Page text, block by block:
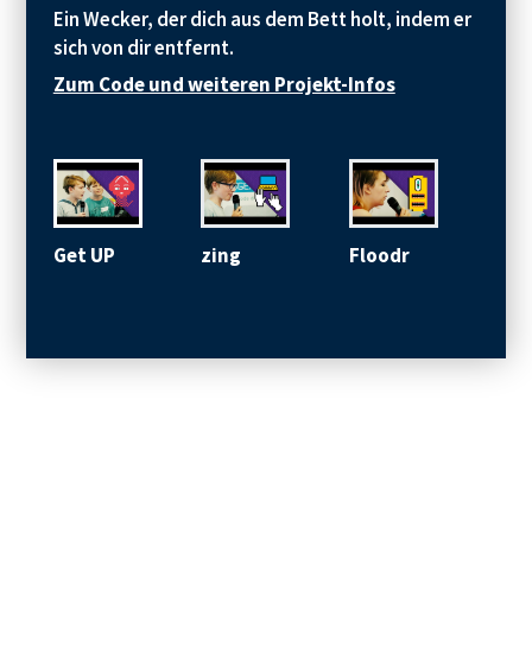
Ein Wecker, der dich aus dem Bett holt, indem er
sich von dir entfernt.
Zum Code und weiteren Projekt-Infos
Get UP zing Floodr